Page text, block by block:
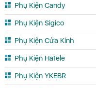
Phụ Kiện Candy
Phụ Kiện Sigico
Phụ Kiện Cửa Kính
Phụ Kiện Hafele
Phụ Kiện YKEBR